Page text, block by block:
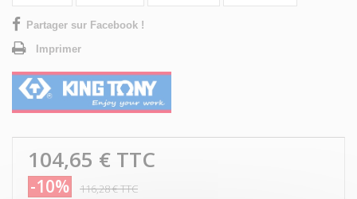
Partager sur Facebook !
Imprimer
104,65 € TTC
-10% 116,28 €TTC